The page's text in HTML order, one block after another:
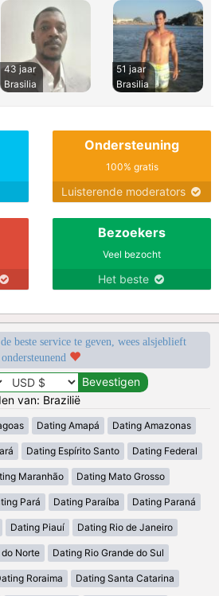
43 jaar
Brasilia
51 jaar
Brasilia
Ondersteuning
100% gratis
Luisterende moderators
Bezoekers
Veel bezocht
Het beste
beste service te geven, wees alsjeblieft
ondersteunend
van: Brazilië
Dating Amapá Dating Amazonas
Dating Espírito Santo Dating Federal
Maranhão Dating Mato Grosso
Pará Dating Paraíba Dating Paraná
Dating Piauí Dating Rio de Janeiro
Norte Dating Rio Grande do Sul
Roraima Dating Santa Catarina